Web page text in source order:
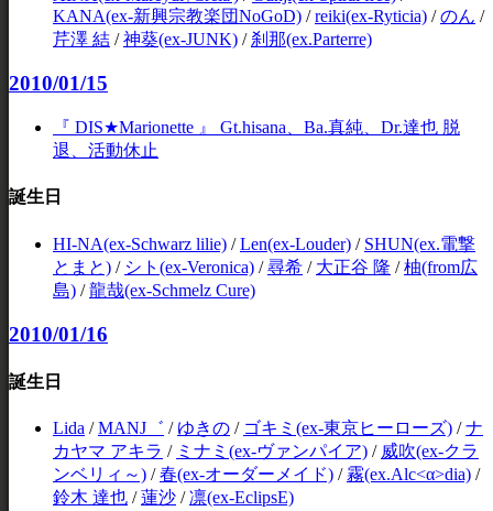
KANA(ex-新興宗教楽団NoGoD) /reiki(ex-Ryticia) /のん /
芹澤 結 /神葵(ex-JUNK) / 刹那(ex.Parterre)
2010/01/15
『 DIS★Marionette 』 Gt.hisana、Ba.真純、Dr.達也 脱
退、活動休止
誕生日
HI-NA(ex-Schwarz lilie) /Len(ex-Louder) / SHUN(ex.電撃
とまと) / シト(ex-Veronica) /尋希 / 大正谷 隆 /柚(from広
島) /龍哉(ex-Schmelz Cure)
2010/01/16
誕生日
Lida /MANJ゛ / ゆきの / ゴキミ(ex-東京ヒーローズ) /ナ
カヤマ アキラ / ミナミ(ex-ヴァンパイア) / 威吹(ex-クラ
ンベリィ～) /春(ex-オーダーメイド) / 霧(ex.Alc<α>dia) /
鈴木 達也 /蓮沙 /凛(ex-EclipsE)